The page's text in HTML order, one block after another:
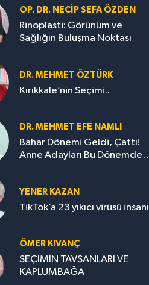
OP. DR. NECIP SEFA ÖZDEN
Rinoplasti: Görünüm ve
Sağlığın Buluşma Noktası
DR. MEHMET ÖZTÜRK
Kırıkkale’nin Seçimi..
DR. MEHMET EFE NAMLI
Bahar Dönemi Geldi, Çattı!
Anne Adayları Bu Dönemde
YENER KAZAN
TikTok’a 23 yıkıcı virüsü insanı
ÖMER KIVANÇ
SEÇİMİN TAVŞANLARI VE
KAPLUMBAĞA